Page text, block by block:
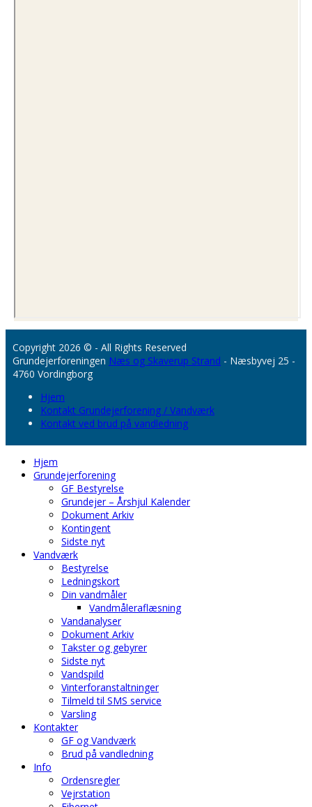
Copyright 2026 © - All Rights Reserved
Grundejerforeningen Næs og Skaverup Strand - Næsbyvej 25 -
4760 Vordingborg
Hjem
Kontakt Grundejerforening / Vandværk
Kontakt ved brud på vandledning
Hjem
Grundejerforening
GF Bestyrelse
Grundejer – Årshjul Kalender
Dokument Arkiv
Kontingent
Sidste nyt
Vandværk
Bestyrelse
Ledningskort
Din vandmåler
Vandmåleraflæsning
Vandanalyser
Dokument Arkiv
Takster og gebyrer
Sidste nyt
Vandspild
Vinterforanstaltninger
Tilmeld til SMS service
Varsling
Kontakter
GF og Vandværk
Brud på vandledning
Info
Ordensregler
Vejrstation